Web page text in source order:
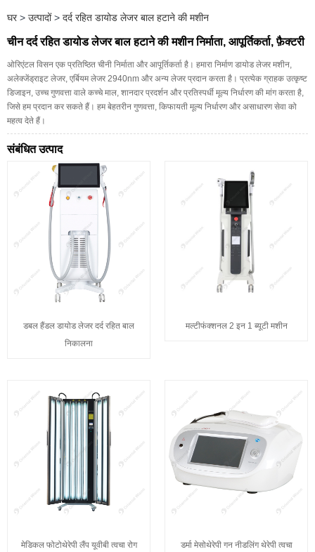
घर > उत्पादों > दर्द रहित डायोड लेजर बाल हटाने की मशीन
चीन दर्द रहित डायोड लेजर बाल हटाने की मशीन निर्माता, आपूर्तिकर्ता, फ़ैक्टरी
ओरिएंटल विसन एक प्रतिष्ठित चीनी निर्माता और आपूर्तिकर्ता है। हमारा निर्माण डायोड लेजर मशीन,
अलेक्जेंड्राइट लेजर, एर्बियम लेजर 2940nm और अन्य लेजर प्रदान करता है। प्रत्येक ग्राहक उत्कृष्ट
डिजाइन, उच्च गुणवत्ता वाले कच्चे माल, शानदार प्रदर्शन और प्रतिस्पर्धी मूल्य निर्धारण की मांग करता है,
जिसे हम प्रदान कर सकते हैं। हम बेहतरीन गुणवत्ता, किफायती मूल्य निर्धारण और असाधारण सेवा को
महत्व देते हैं।
संबंधित उत्पाद
डबल हैंडल डायोड लेजर दर्द रहित बाल
निकालना
मल्टीफंक्शनल 2 इन 1 ब्यूटी मशीन
मेडिकल फोटोथेरेपी लैंप यूवीबी त्वचा रोग
डर्मा मेसोथेरेपी गन नीडलिंग थेरेपी त्वचा